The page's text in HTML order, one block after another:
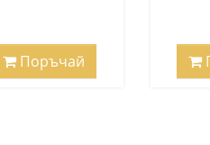
Поръчай